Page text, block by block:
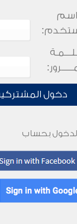
اسم
دخول
الدخول بحساب